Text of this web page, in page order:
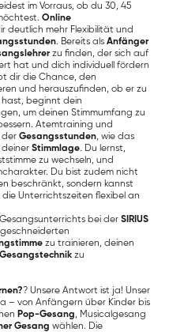
im Vorraus, ob du 30, 45
Online
deutlich mehr Flexibilität und
. Bereits alsAnfänger
zu finden, der sich auf
hat und dich individuell fördern
dir die Chance, den
und herauszufinden, ob er zu
beginnt dein
um deinen Stimmumfang zu
Atemtraining und
derGesangsstunden, wie das
deinerStimmlage. Du lernst,
zu wechseln, und
Du bist zudem nicht
beschränkt, sondern kannst
Unterrichtszeiten flexibel an
bei derSIRIUS
zu trainieren, deinen
Gesangstechnik zu
? Unsere Antwort ist ja! Unser
– von Anfängern über Kinder bis
Pop-Gesang, Musicalgesang
Gesang wählen. Die